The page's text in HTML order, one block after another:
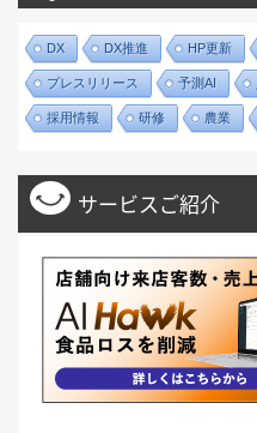
DX DX推進 HP更新
プレスリリース 予測AI
採用情報 研修 農業
サービスご紹介